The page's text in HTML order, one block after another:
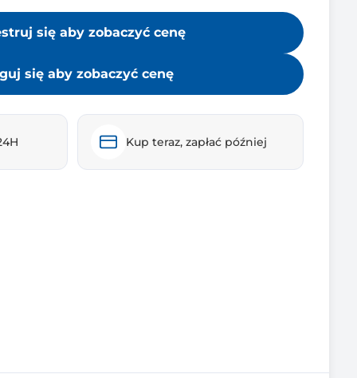
się aby zobaczyć cenę
się aby zobaczyć cenę
Kup teraz, zapłać później